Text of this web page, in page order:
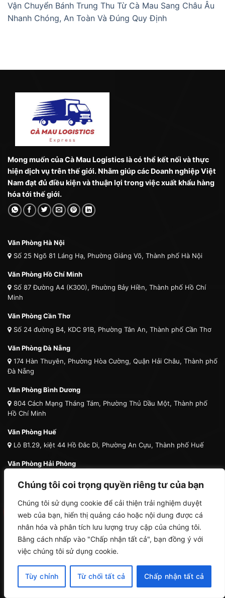
Chúng tôi coi trọng quyền riêng tư của bạn
Chúng tôi sử dụng cookie để cải thiện trải nghiệm duyệt
web của bạn, hiển thị quảng cáo hoặc nội dung được cá
nhân hóa và phân tích lưu lượng truy cập của chúng tôi.
Bằng cách nhấp vào "Chấp nhận tất cả", bạn đồng ý với
việc chúng tôi sử dụng cookie.
Tùy chỉnh Từ chối tất cả Chấp nhận tất cả
Vận Chuyển Bánh Trung Thu Từ Cà Mau Sang Châu Âu
Nhanh Chóng, An Toàn Và Đúng Quy Định
Mong muốn của Cà Mau Logistics là có thể kết nối và thực
hiện dịch vụ trên thế giới. Nhằm giúp các Doanh nghiệp Việt
Nam đạt đủ điều kiện và thuận lợi trong việc xuất khẩu hàng
hóa tới thế giới.
Văn Phòng Hà Nội
Số 25 Ngõ 81 Láng Hạ, Phường Giảng Võ, Thành phố Hà Nội
Văn Phòng Hồ Chí Minh
Số 87 Đường A4 (K300), Phường Bảy Hiền, Thành phố Hồ Chí
Minh
Văn Phòng Cần Thơ
Số 24 đường B4, KDC 91B, Phường Tân An, Thành phố Cần Thơ
Văn Phòng Đà Nẵng
174 Hàn Thuyên, Phường Hòa Cường, Quận Hải Châu, Thành phố
Đà Nẵng
Văn Phòng Bình Dương
804 Cách Mạng Tháng Tám, Phường Thủ Dầu Một, Thành phố
Hồ Chí Minh
Văn Phòng Huế
Lô B1.29, kiệt 44 Hồ Đắc Di, Phường An Cựu, Thành phố Huế
Văn Phòng Hải Phòng
Phòng
Văn Phòng Đồng Nai
02A12 Lê Thị Vân, KDC An Bình, Phường Trấn Biên, Đồng Nai
Văn Phòng Cà Mau
279 Tôn Đức Thắng, Khóm 8, Phường Tân Thành, Cà Mau